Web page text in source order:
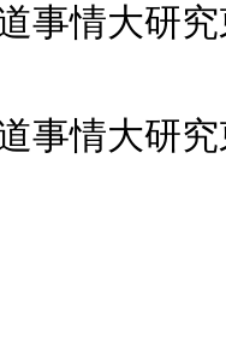
事情大研
事情大研